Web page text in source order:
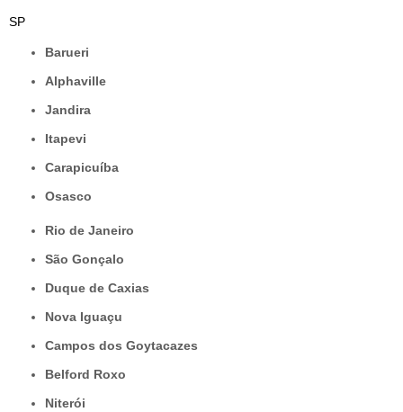
SP
Barueri
Alphaville
Jandira
Itapevi
Carapicuíba
Osasco
Rio de Janeiro
São Gonçalo
Duque de Caxias
Nova Iguaçu
Campos dos Goytacazes
Belford Roxo
Niterói